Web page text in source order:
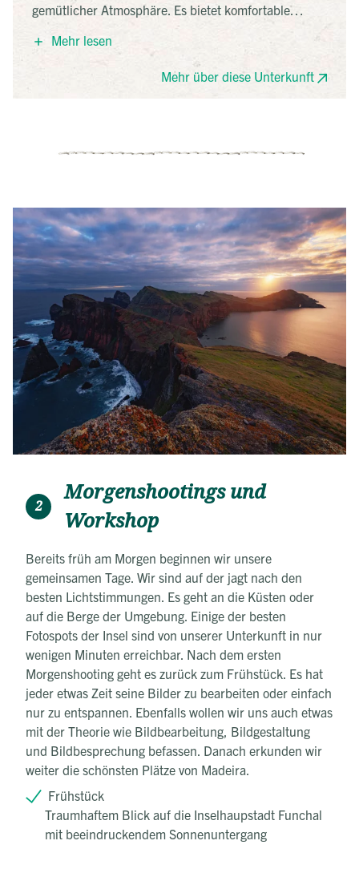
gemütlicher Atmosphäre. Es bietet komfortable
Zimmer, eine Dachterrasse mit Blick auf das Meer
und ein hauseigenes Restaurant. Dank seiner
zentralen Lage sind die Altstadt, Geschäfte und
Sehenswürdigkeiten bequem zu Fuß erreichbar
Mehr lesen
Mehr über diese Unterkunft
2
Morgenshootings und
Workshop
Bereits früh am Morgen beginnen wir unsere
gemeinsamen Tage. Wir sind auf der jagt nach den
besten Lichtstimmungen. Es geht an die Küsten oder
auf die Berge der Umgebung. Einige der besten
Fotospots der Insel sind von unserer Unterkunft in nur
wenigen Minuten erreichbar. Nach dem ersten
Morgenshooting geht es zurück zum Frühstück. Es hat
jeder etwas Zeit seine Bilder zu bearbeiten oder einfach
nur zu entspannen. Ebenfalls wollen wir uns auch etwas
mit der Theorie wie Bildbearbeitung, Bildgestaltung
und Bildbesprechung befassen. Danach erkunden wir
weiter die schönsten Plätze von Madeira.
Frühstück
Traumhaftem Blick auf die Inselhaupstadt Funchal
mit beeindruckendem Sonnenuntergang